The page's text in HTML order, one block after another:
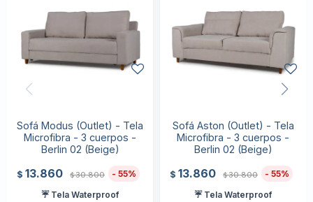
Sofá Modus (Outlet) - Tela
Microfibra - 3 cuerpos -
Berlin 02 (Beige)
$ 13.860 $30.800
55
☔ Tela Waterproof
Sofá Aston (Outlet) - Tela
Microfibra - 3 cuerpos -
Berlin 02 (Beige)
$ 13.860 $30.800
55
☔ Tela Waterproof